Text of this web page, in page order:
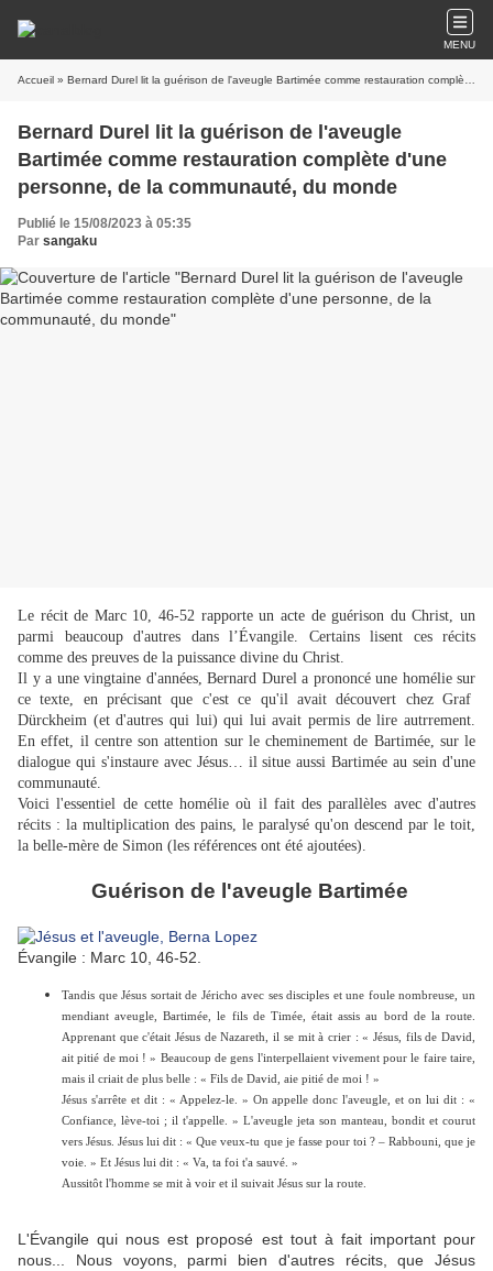
MENU
Accueil » Bernard Durel lit la guérison de l'aveugle Bartimée comme restauration complète d'une personne, de la communauté, du monde
Bernard Durel lit la guérison de l'aveugle
Bartimée comme restauration complète d'une
personne, de la communauté, du monde
Publié le 15/08/2023 à 05:35
Par sangaku
Le récit de Marc 10, 46-52 rapporte un acte de guérison du Christ, un
parmi beaucoup d'autres dans l’Évangile. Certains lisent ces récits
comme des preuves de la puissance divine du Christ.
Il y a une vingtaine d'années, Bernard Durel a prononcé une homélie sur
ce texte, en précisant que c'est ce qu'il avait découvert chez Graf
Dürckheim (et d'autres qui lui) qui lui avait permis de lire autrrement.
En effet, il centre son attention sur le cheminement de Bartimée, sur le
dialogue qui s'instaure avec Jésus… il situe aussi Bartimée au sein d'une
communauté.
Voici l'essentiel de cette homélie où il fait des parallèles avec d'autres
récits : la multiplication des pains, le paralysé qu'on descend par le toit,
la belle-mère de Simon (les références ont été ajoutées).
Guérison de l'aveugle Bartimée
Évangile : Marc 10, 46-52.
Tandis que Jésus sortait de Jéricho avec ses disciples et une foule nombreuse, un
mendiant aveugle, Bartimée, le fils de Timée, était assis au bord de la route.
Apprenant que c'était Jésus de Nazareth, il se mit à crier : « Jésus, fils de David,
ait pitié de moi ! » Beaucoup de gens l'interpellaient vivement pour le faire taire,
mais il criait de plus belle : « Fils de David, aie pitié de moi ! »
Jésus s'arrête et dit : « Appelez-le. » On appelle donc l'aveugle, et on lui dit : «
Confiance, lève-toi ; il t'appelle. » L'aveugle jeta son manteau, bondit et courut
vers Jésus. Jésus lui dit : « Que veux-tu que je fasse pour toi ? – Rabbouni, que je
voie. » Et Jésus lui dit : « Va, ta foi t'a sauvé. »
Aussitôt l'homme se mit à voir et il suivait Jésus sur la route.
L'Évangile qui nous est proposé est tout à fait important pour
nous... Nous voyons, parmi bien d'autres récits, que Jésus